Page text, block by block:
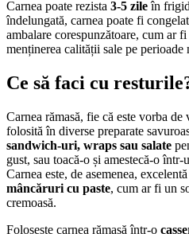
Carnea poate rezista 3-5 zileîn
îndelungată, carnea poate fi
ambalare corespunzătoare, cum ar
menținerea calității sale pe perioade
Ce să faci cu
Carnea rămasă, fie că este vorba
folosită în diverse preparate
sandwich-uri, wraps sau salate
gust, sau toacă-o și amestecă-o într-
Carnea este, de asemenea,
mâncăruri cu paste, cum ar fi un
cremoasă.
Folosește carnea rămasă într-o